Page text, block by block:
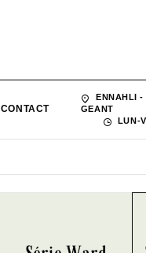
CONTACT
ENNAHLI -
GEANT
LUN-